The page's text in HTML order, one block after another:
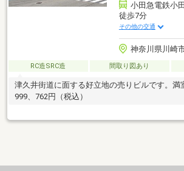
小田急電鉄小
徒歩7分
その他の交通
神奈川県川崎
RC造SRC造 間取り図あり
津久井街道に面する好立地の売りビルです。満
999、762円（税込）